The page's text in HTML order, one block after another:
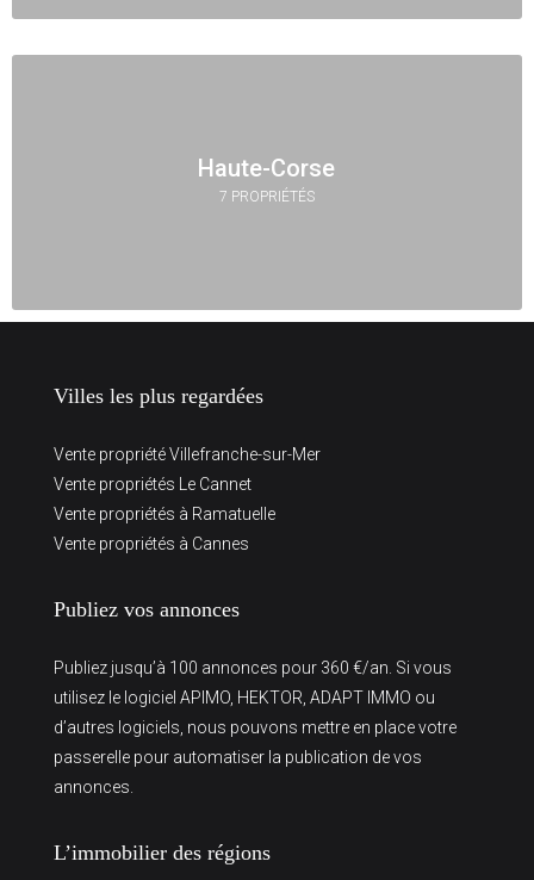
Haute-Corse
7 PROPRIÉTÉS
Villes les plus regardées
Vente propriété Villefranche-sur-Mer
Vente propriétés Le Cannet
Vente propriétés à Ramatuelle
Vente propriétés à Cannes
Publiez vos annonces
Publiez jusqu’à 100 annonces pour 360 €/an. Si vous
utilisez le logiciel APIMO, HEKTOR, ADAPT IMMO ou
d’autres logiciels, nous pouvons mettre en place votre
passerelle pour automatiser la publication de vos
annonces.
L’immobilier des régions